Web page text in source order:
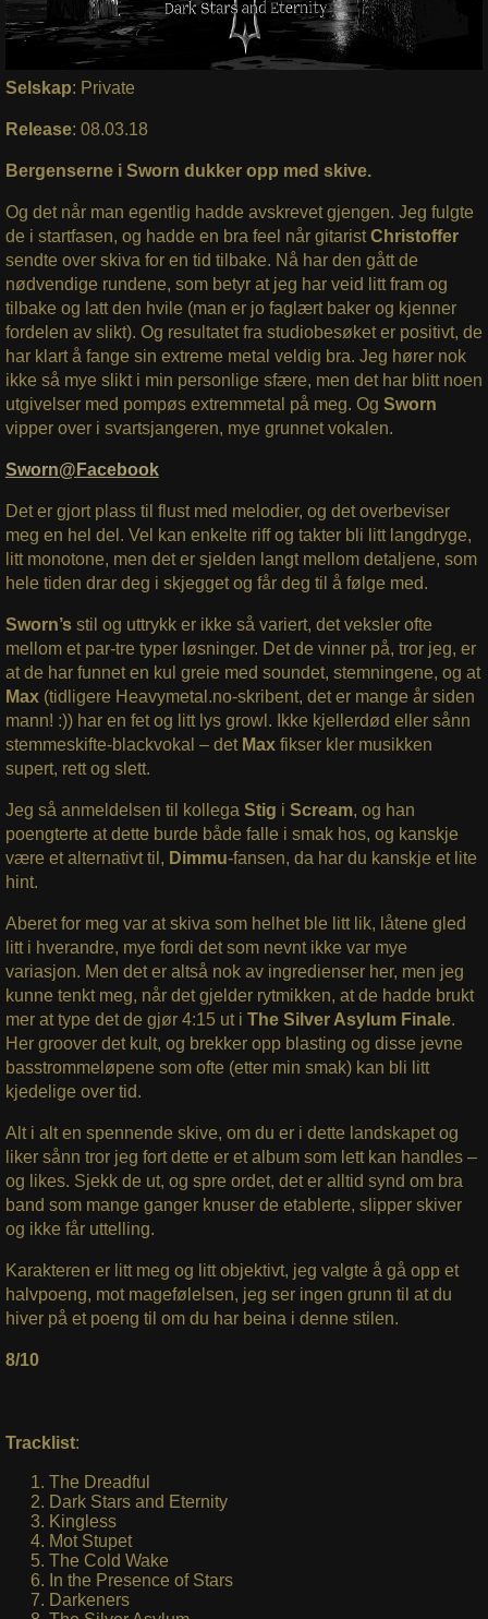
Selskap: Private
Release: 08.03.18
Bergenserne i Sworn dukker opp med skive.
Og det når man egentlig hadde avskrevet gjengen. Jeg fulgte
de i startfasen, og hadde en bra feel når gitaristChristoffer
sendte over skiva for en tid tilbake. Nå har den gått de
nødvendige rundene, som betyr at jeg har veid litt fram og
tilbake og latt den hvile (man er jo faglært baker og kjenner
fordelen av slikt). Og resultatet fra studiobesøket er positivt, de
har klart å fange sin extreme metal veldig bra. Jeg hører nok
ikke så mye slikt i min personlige sfære, men det har blitt noen
utgivelser med pompøs extremmetal på meg. Og Sworn
vipper over i svartsjangeren, mye grunnet vokalen.
Sworn@Facebook
Det er gjort plass til flust med melodier, og det overbeviser
meg en hel del. Vel kan enkelte riff og takter bli litt langdryge,
litt monotone, men det er sjelden langt mellom detaljene, som
hele tiden drar deg i skjegget og får deg til å følge med.
Sworn’sstil og uttrykk er ikke så variert, det veksler ofte
mellom et par-tre typer løsninger. Det de vinner på, tror jeg, er
at de har funnet en kul greie med soundet, stemningene, og at
Max (tidligere Heavymetal.no-skribent, det er mange år siden
mann! :)) har en fet og litt lys growl. Ikke kjellerdød eller sånn
stemmeskifte-blackvokal – det Max fikser kler musikken
supert, rett og slett.
Jeg så anmeldelsen til kollega Stig i Scream, og han
poengterte at dette burde både falle i smak hos, og kanskje
være et alternativt til, Dimmu-fansen, da har du kanskje et lite
hint.
Aberet for meg var at skiva som helhet ble litt lik, låtene gled
litt i hverandre, mye fordi det som nevnt ikke var mye
variasjon. Men det er altså nok av ingredienser her, men jeg
kunne tenkt meg, når det gjelder rytmikken, at de hadde brukt
mer at type det de gjør 4:15 ut i The Silver Asylum Finale.
Her groover det kult, og brekker opp blasting og disse jevne
basstrommeløpene som ofte (etter min smak) kan bli litt
kjedelige over tid.
Alt i alt en spennende skive, om du er i dette landskapet og
liker sånn tror jeg fort dette er et album som lett kan handles –
og likes. Sjekk de ut, og spre ordet, det er alltid synd om bra
band som mange ganger knuser de etablerte, slipper skiver
og ikke får uttelling.
Karakteren er litt meg og litt objektivt, jeg valgte å gå opp et
halvpoeng, mot magefølelsen, jeg ser ingen grunn til at du
hiver på et poeng til om du har beina i denne stilen.
8/10
Tracklist:
The Dreadful
Dark Stars and Eternity
Kingless
Mot Stupet
The Cold Wake
In the Presence of Stars
Darkeners